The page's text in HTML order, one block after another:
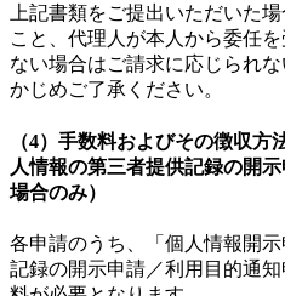
上記書類をご提出いただいた
こと、代理人が本人から委任
ない場合はご請求に応じられ
かじめご了承ください。
（4）手数料およびその徴収
人情報の第三者提供記録の開
場合のみ）
各申請のうち、「個人情報開
記録の開示申請／利用目的通